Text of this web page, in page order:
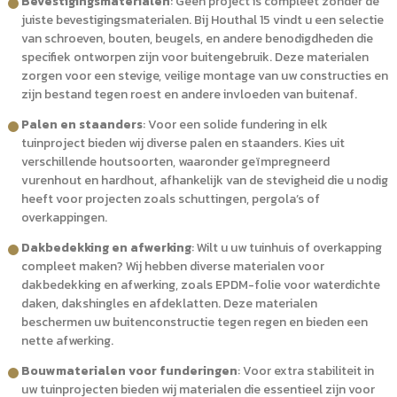
juiste bevestigingsmaterialen. Bij Houthal 15 vindt u een selectie
van schroeven, bouten, beugels, en andere benodigdheden die
specifiek ontworpen zijn voor buitengebruik. Deze materialen
zorgen voor een stevige, veilige montage van uw constructies en
zijn bestand tegen roest en andere invloeden van buitenaf.
Palen en staanders: Voor een solide fundering in elk
tuinproject bieden wij diverse palen en staanders. Kies uit
verschillende houtsoorten, waaronder geïmpregneerd
vurenhout en hardhout, afhankelijk van de stevigheid die u nodig
heeft voor projecten zoals schuttingen, pergola’s of
overkappingen.
Dakbedekking en afwerking: Wilt u uw tuinhuis of overkapping
compleet maken? Wij hebben diverse materialen voor
dakbedekking en afwerking, zoals EPDM-folie voor waterdichte
daken, dakshingles en afdeklatten. Deze materialen
beschermen uw buitenconstructie tegen regen en bieden een
nette afwerking.
Bouwmaterialen voor funderingen: Voor extra stabiliteit in
uw tuinprojecten bieden wij materialen die essentieel zijn voor